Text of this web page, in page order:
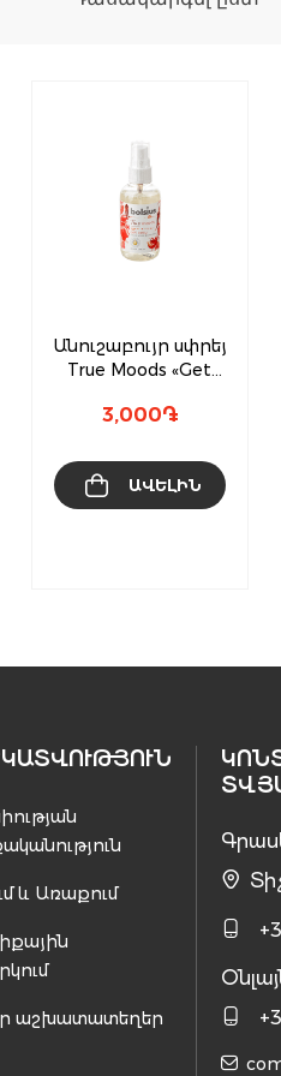
Անուշաբույր սփրեյ
True Moods «Get
3,000֏
ԱՎԵԼԻՆ
և Առաքում
աշխատատեղեր